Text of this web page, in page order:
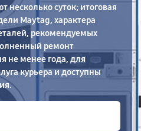
несколько суток; итоговая
Maytag, характера
рекомендуемых
ремонт
не менее года, для
курьера и доступны